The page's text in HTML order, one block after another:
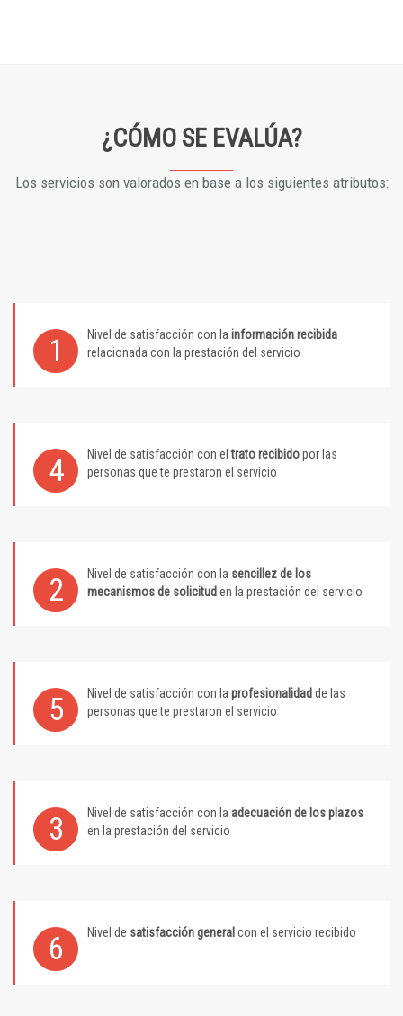
¿CÓMO SE EVALÚA?
Los servicios son valorados en base a los siguientes atributos:
1 Nivel de satisfacción con la información recibida
relacionada con la prestación del servicio
4 Nivel de satisfacción con eltrato recibidopor las
personas que te prestaron el servicio
2 Nivel de satisfacción con la sencillez de los
mecanismos de solicitud en la prestación del servicio
5 Nivel de satisfacción con la profesionalidad de las
personas que te prestaron el servicio
3 Nivel de satisfacción con la adecuación de los plazos
en la prestación del servicio
6 Nivel de satisfacción general con el servicio recibido